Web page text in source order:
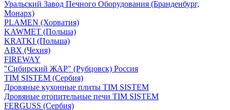
Уральский Завод Печного Оборудования (Бранденбург,
Монарх)
PLAMEN (Хорватия)
KAWMET (Польша)
KRATKI (Польша)
ABX (Чехия)
FIREWAY
"Сибирский ЖАР" (Рубцовск) Россия
TIM SISTEM (Сербия)
Дровяные кухонные плиты TIM SISTEM
Дровяные отопительные печи TIM SISTEM
FERGUSS (Сербия)